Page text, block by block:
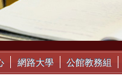
網路大學 公館教務組